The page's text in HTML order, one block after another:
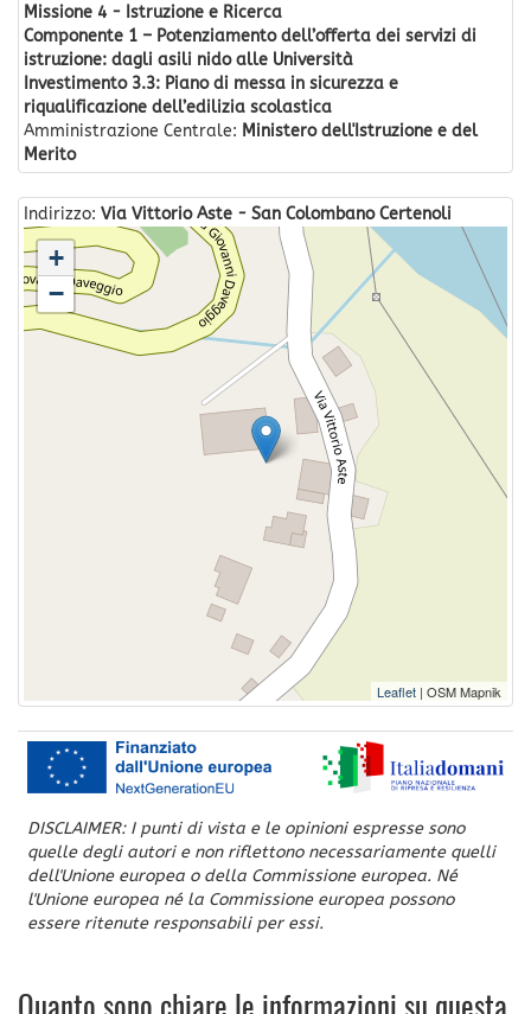
Missione 4 - Istruzione e Ricerca
Componente 1 – Potenziamento dell’offerta dei servizi di
istruzione: dagli asili nido alle Università
Investimento 3.3: Piano di messa in sicurezza e
riqualificazione dell’edilizia scolastica
Amministrazione Centrale: Ministero dell'Istruzione e del
Merito
Indirizzo: Via Vittorio Aste - San Colombano Certenoli
+
−
Leaflet | OSM Mapnik
DISCLAIMER: I punti di vista e le opinioni espresse sono
quelle degli autori e non riflettono necessariamente quelli
dell'Unione europea o della Commissione europea. Né
l'Unione europea né la Commissione europea possono
essere ritenute responsabili per essi.